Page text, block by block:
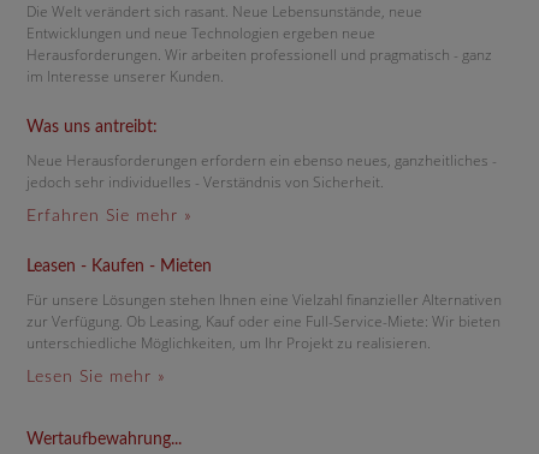
Die Welt verändert sich rasant. Neue Lebensunstände, neue
Entwicklungen und neue Technologien ergeben neue
Herausforderungen. Wir arbeiten professionell und pragmatisch - ganz
im Interesse unserer Kunden.
Was uns antreibt:
Neue Herausforderungen erfordern ein ebenso neues, ganzheitliches -
jedoch sehr individuelles - Verständnis von Sicherheit.
Erfahren Sie mehr »
Leasen - Kaufen - Mieten
Für unsere Lösungen stehen Ihnen eine Vielzahl finanzieller Alternativen
zur Verfügung. Ob Leasing, Kauf oder eine Full-Service-Miete: Wir bieten
unterschiedliche Möglichkeiten, um Ihr Projekt zu realisieren.
Lesen Sie mehr »
Wertaufbewahrung...